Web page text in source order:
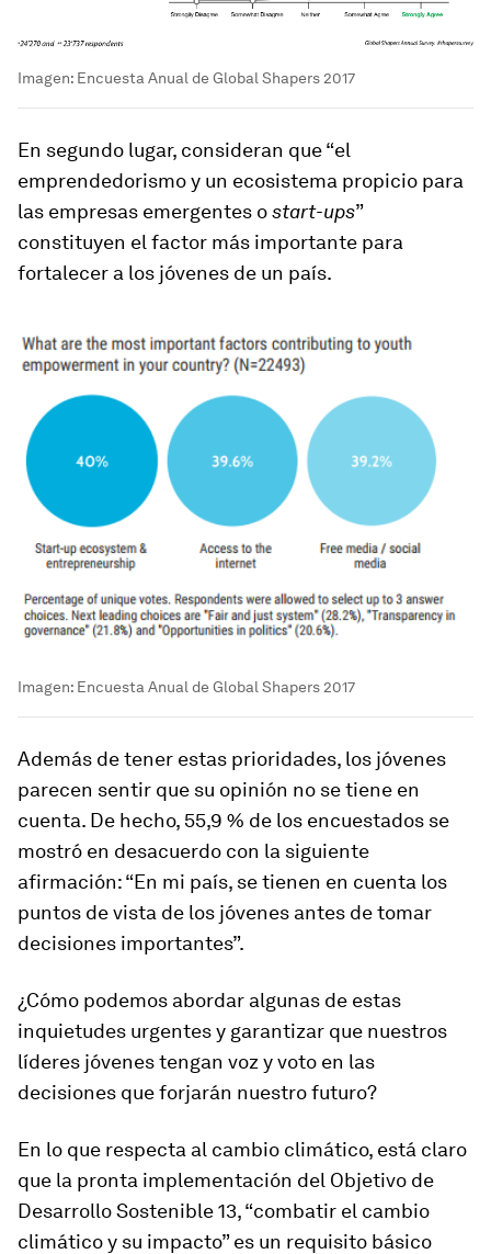
Imagen: Encuesta Anual de Global Shapers 2017
En segundo lugar, consideran que “el
emprendedorismo y un ecosistema propicio para
las empresas emergentes ostart-ups”
constituyen el factor más importante para
fortalecer a los jóvenes de un país.
Imagen: Encuesta Anual de Global Shapers 2017
Además de tener estas prioridades, los jóvenes
parecen sentir que su opinión no se tiene en
cuenta. De hecho, 55,9 % de los encuestados se
mostró en desacuerdo con la siguiente
afirmación: “En mi país, se tienen en cuenta los
puntos de vista de los jóvenes antes de tomar
decisiones importantes”.
¿Cómo podemos abordar algunas de estas
inquietudes urgentes y garantizar que nuestros
líderes jóvenes tengan voz y voto en las
decisiones que forjarán nuestro futuro?
En lo que respecta al cambio climático, está claro
que la pronta implementación del Objetivo de
Desarrollo Sostenible 13, “combatir el cambio
climático y su impacto” es un requisito básico